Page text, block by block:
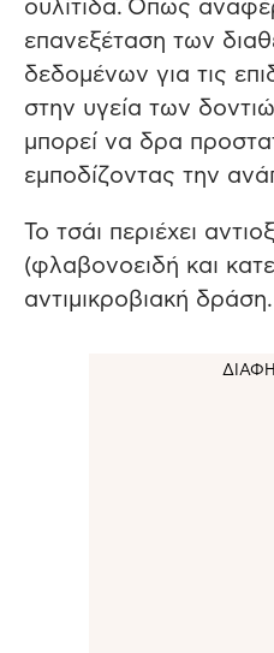
ουλίτιδα. Όπως
επανεξέταση των
δεδομένων για τις
στην υγεία των
μπορεί να δρα
εμποδίζοντας την
Το τσάι περιέχει
(φλαβονοειδή και
αντιμικροβιακή δράση.